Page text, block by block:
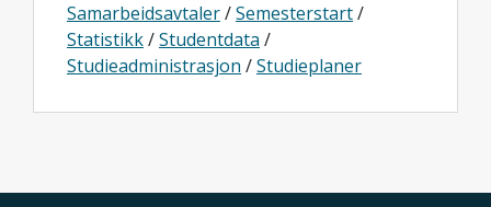
Samarbeidsavtaler/Semesterstart/
Statistikk/Studentdata /
Studieadministrasjon /Studieplaner